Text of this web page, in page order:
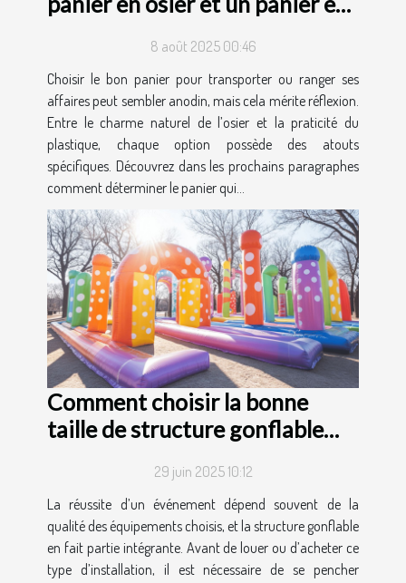
8 août 2025 00:46
Choisir le bon panier pour transporter ou ranger ses
affaires peut sembler anodin, mais cela mérite réflexion.
Entre le charme naturel de l’osier et la praticité du
plastique, chaque option possède des atouts
spécifiques. Découvrez dans les prochains paragraphes
comment déterminer le panier qui...
Comment choisir la bonne
taille de structure gonflable
29 juin 2025 10:12
La réussite d’un événement dépend souvent de la
qualité des équipements choisis, et la structure gonflable
en fait partie intégrante. Avant de louer ou d’acheter ce
type d’installation, il est nécessaire de se pencher